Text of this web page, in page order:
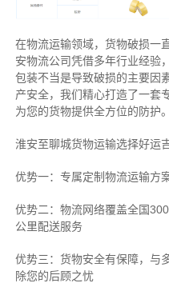
在物流运输领域，货物破损一
安物流公司凭借多年行业经验
包装不当是导致破损的主要因
产安全，我们精心打造了一套
为您的货物提供全方位的防护。
淮安至聊城货物运输选择好运
优势一：专属定制物流运输方
优势二：物流网络覆盖全国
公里配送服务
优势三：货物安全有保障，与
除您的后顾之忧